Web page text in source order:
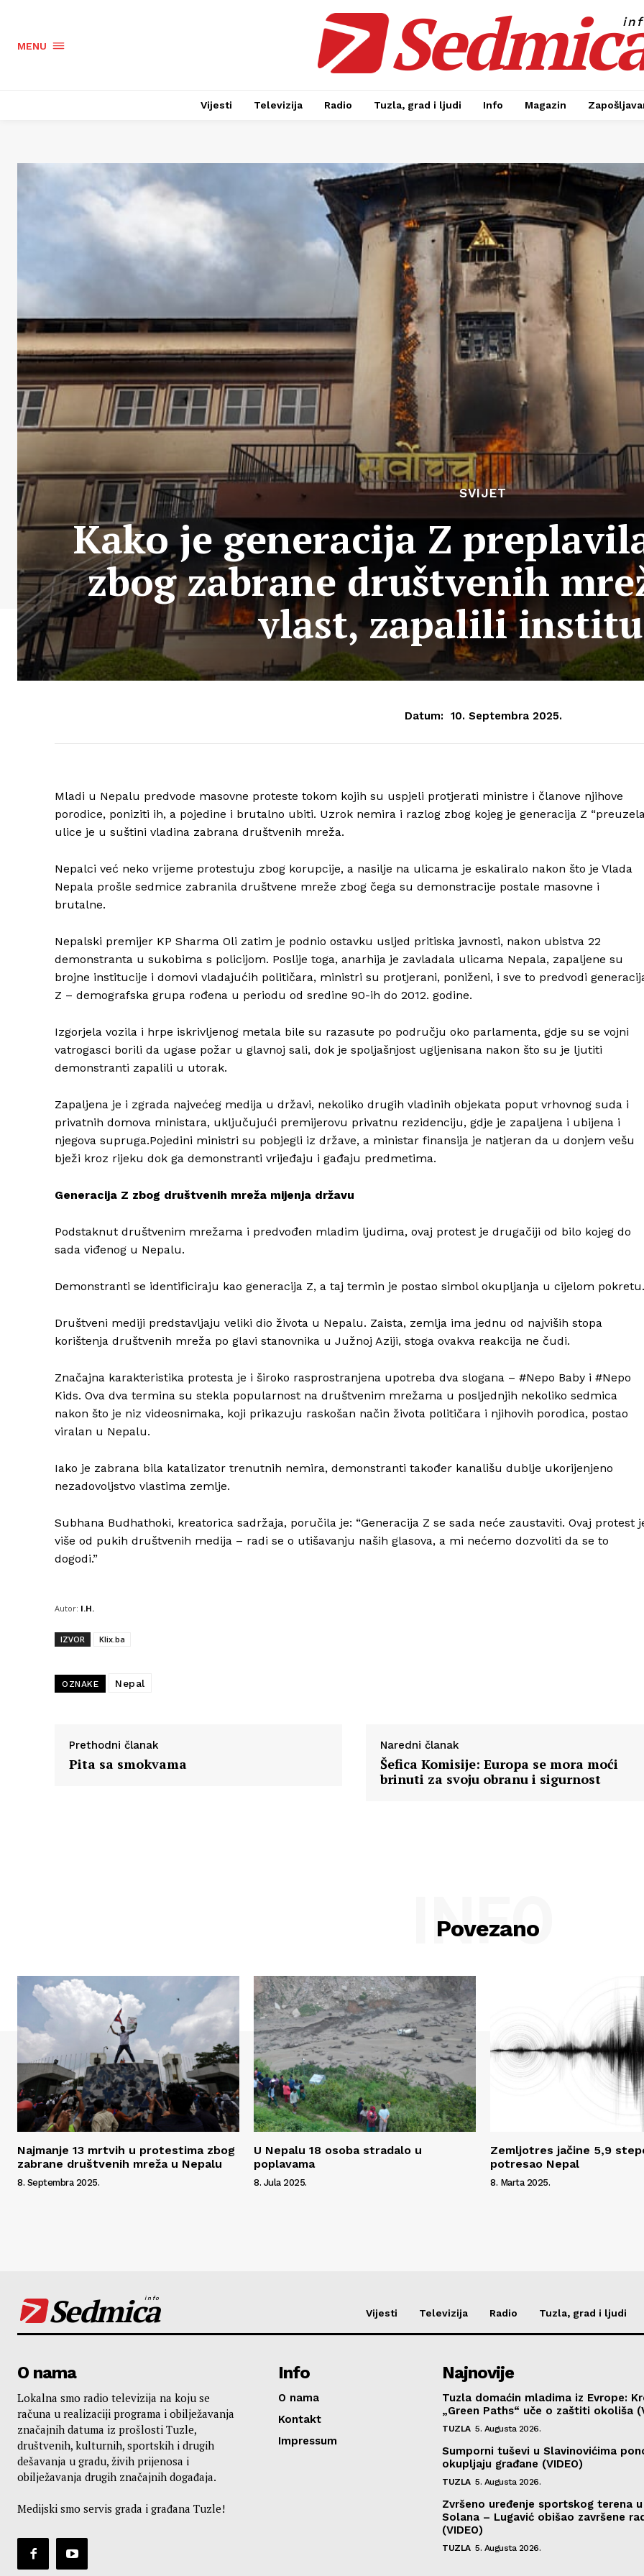
Info
O nama
Kontakt
MENU
Vijesti Televizija Radio Tuzla, grad i ljudi Info Magazin
SVIJET
Kako je generacija Z
zbog zabrane društvenih
vlast, zapalili
Datum: 10. Septembra 2025.
Mladi u Nepalu predvode masovne proteste tokom kojih su uspjeli protjerati ministre i članove njihove
porodice, poniziti ih, a pojedine i brutalno ubiti. Uzrok nemira i razlog zbog kojeg je generacija Z
ulice je u suštini vladina zabrana društvenih mreža.
Nepalci već neko vrijeme protestuju zbog korupcije, a nasilje na ulicama je eskaliralo nakon što je Vlada
Nepala prošle sedmice zabranila društvene mreže zbog čega su demonstracije postale masovne i
brutalne.
Nepalski premijer KP Sharma Oli zatim je podnio ostavku usljed pritiska javnosti, nakon ubistva 22
demonstranta u sukobima s policijom. Poslije toga, anarhija je zavladala ulicama Nepala, zapaljene su
brojne institucije i domovi vladajućih političara, ministri su protjerani, poniženi, i sve to predvodi
Z – demografska grupa rođena u periodu od sredine 90-ih do 2012. godine.
Izgorjela vozila i hrpe iskrivljenog metala bile su razasute po području oko parlamenta, gdje su se vojni
vatrogasci borili da ugase požar u glavnoj sali, dok je spoljašnjost ugljenisana nakon što su je ljutiti
demonstranti zapalili u utorak.
Zapaljena je i zgrada najvećeg medija u državi, nekoliko drugih vladinih objekata poput vrhovnog suda i
privatnih domova ministara, uključujući premijerovu privatnu rezidenciju, gdje je zapaljena i ubijena i
njegova supruga.Pojedini ministri su pobjegli iz države, a ministar finansija je natjeran da u donjem vešu
bježi kroz rijeku dok ga demonstranti vrijeđaju i gađaju predmetima.
Generacija Z zbog društvenih mreža mijenja državu
Podstaknut društvenim mrežama i predvođen mladim ljudima, ovaj protest je drugačiji od bilo kojeg do
sada viđenog u Nepalu.
Demonstranti se identificiraju kao generacija Z, a taj termin je postao simbol okupljanja u cijelom pokretu.
Društveni mediji predstavljaju veliki dio života u Nepalu. Zaista, zemlja ima jednu od najviših stopa
korištenja društvenih mreža po glavi stanovnika u Južnoj Aziji, stoga ovakva reakcija ne čudi.
Značajna karakteristika protesta je i široko rasprostranjena upotreba dva slogana – #Nepo Baby i #Nepo
Kids. Ova dva termina su stekla popularnost na društvenim mrežama u posljednjih nekoliko sedmica
nakon što je niz videosnimaka, koji prikazuju raskošan način života političara i njihovih porodica, postao
viralan u Nepalu.
Iako je zabrana bila katalizator trenutnih nemira, demonstranti također kanališu dublje ukorijenjeno
nezadovoljstvo vlastima zemlje.
Subhana Budhathoki, kreatorica sadržaja, poručila je: “Generacija Z se sada neće zaustaviti. Ovaj protest
više od pukih društvenih medija – radi se o utišavanju naših glasova, a mi nećemo dozvoliti da se to
dogodi.”
Autor: I.H.
IZVOR Klix.ba
OZNAKE Nepal
Prethodni članak
Pita sa smokvama
Naredni članak
Šefica Komisije: Europa se mora moći
brinuti za svoju obranu i sigurnost
Povezano
INFO
Najmanje 13 mrtvih u protestima zbog
zabrane društvenih mreža u Nepalu
8. Septembra 2025.
U Nepalu 18 osoba stradalo u
poplavama
8. Jula 2025.
Zemljotres jačine 5,9
potresao Nepal
8. Marta 2025.
Sedmica
info
Vijesti Televizija Radio Tuzla, grad i ljudi
O nama
Lokalna smo radio televizija na koju se
računa u realizaciji programa i obilježavanja
značajnih datuma iz prošlosti Tuzle,
društvenih, kulturnih, sportskih i drugih
dešavanja u gradu, živih prijenosa i
obilježavanja drugih značajnih događaja.
Medijski smo servis grada i građana Tuzle!
Info
O nama
Kontakt
Impressum
Najnovije
Tuzla domaćin mladima iz Evrope:
„Green Paths“ uče o zaštiti okoliša
TUZLA 5. Augusta 2026.
Sumporni tuševi u Slavinovićima
okupljaju građane (VIDEO)
TUZLA 5. Augusta 2026.
Zvršeno uređenje sportskog terena
Solana – Lugavić obišao završene
(VIDEO)
TUZLA 5. Augusta 2026.